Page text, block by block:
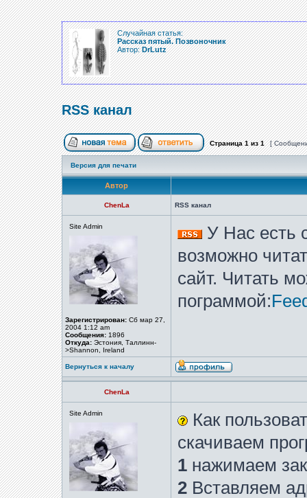
Случайная статья:
Рассказ пятый. Позвоночник
Автор:DrLutz
RSS канал
Страница1из1 [
Версия для печати
Автор
ChenLa RSS канал
Site Admin
Зарегистрирован: Сб мар 27,
2004 1:12 am
Сообщения: 1896
Откуда: Эстония, Таллинн-
>Shannon, Ireland
У Нас есть
возможно
сайт. Читать
пограммой:
Вернуться к началу
ChenLa
Site Admin
Как
скачиваем
1 нажимаем
2 Вставляем